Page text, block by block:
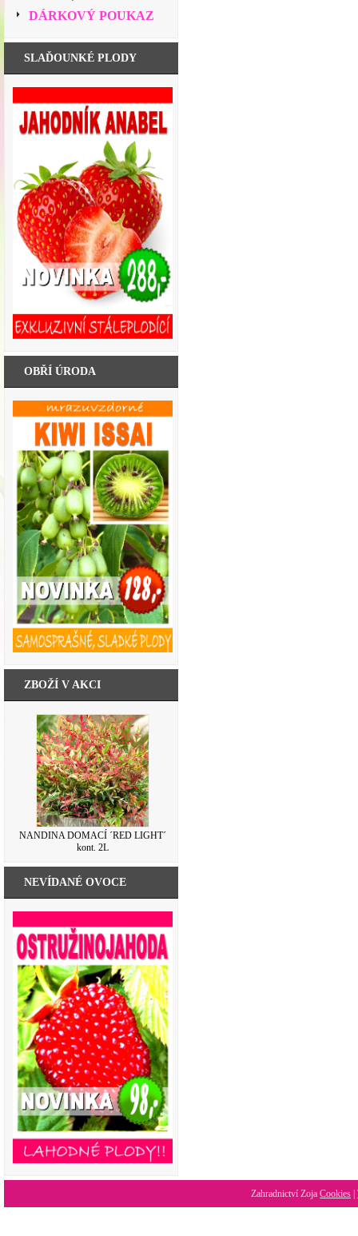
DÁRKOVÝ POUKAZ
SLAĎOUNKÉ PLODY
OBŘÍ ÚRODA
ZBOŽÍ V AKCI
NANDINA DOMACÍ ´RED LIGHT´
kont. 2L
NEVÍDANÉ OVOCE
Zahradnictví Zoja Cookies